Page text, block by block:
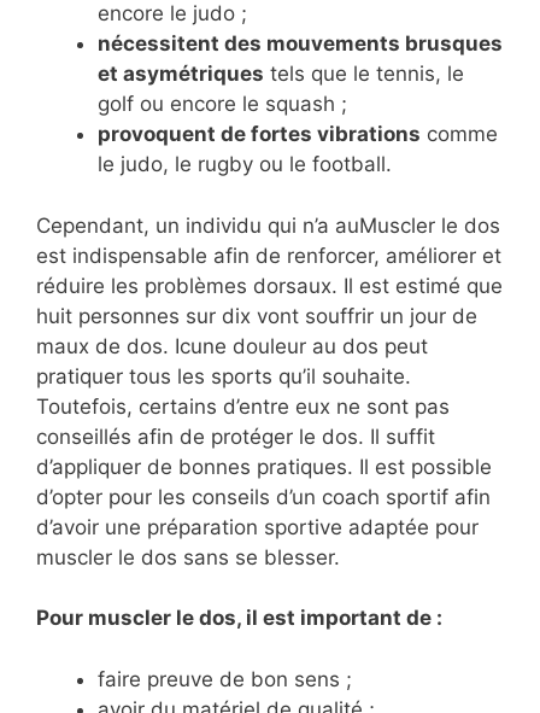
encore le judo ;
nécessitent des mouvements brusques
et asymétriques tels que le tennis, le
golf ou encore le squash ;
provoquent de fortes vibrations comme
le judo, le rugby ou le football.
Cependant, un individu qui n’a auMuscler le dos
est indispensable afin de renforcer, améliorer et
réduire les problèmes dorsaux. Il est estimé que
huit personnes sur dix vont souffrir un jour de
maux de dos. Icune douleur au dos peut
pratiquer tous les sports qu’il souhaite.
Toutefois, certains d’entre eux ne sont pas
conseillés afin de protéger le dos. Il suffit
d’appliquer de bonnes pratiques. Il est possible
d’opter pour les conseils d’un coach sportif afin
d’avoir une préparation sportive adaptée pour
muscler le dos sans se blesser.
Pour muscler le dos, il est important de :
faire preuve de bon sens ;